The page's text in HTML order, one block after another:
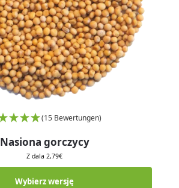
(15 Bewertungen)
Nasiona gorczycy
Z dala 2,79€
Wybierz wersję